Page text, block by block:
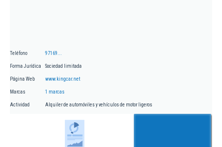
Teléfono 97169...
Forma Jurídica Sociedad limitada
Página Web www.kingcar.net
Marcas 1 marcas
Actividad Alquiler de automóviles y vehículos de motor ligeros